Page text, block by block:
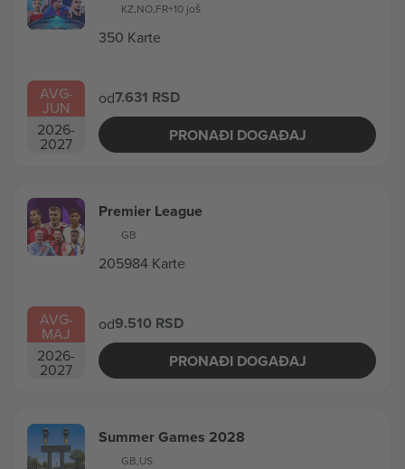
AVG-
JUN
2026-
2027
KZ,NO,FR+10 još
350 Karte
od7.631 RSD
PRONAĐI DOGAĐAJ
AVG-
MAJ
2026-
2027
Premier League
GB
205984 Karte
od9.510 RSD
PRONAĐI DOGAĐAJ
Summer Games 2028
GB,US